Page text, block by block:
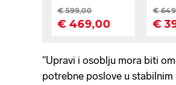
"Upravi i osoblju mora biti
potrebne poslove u